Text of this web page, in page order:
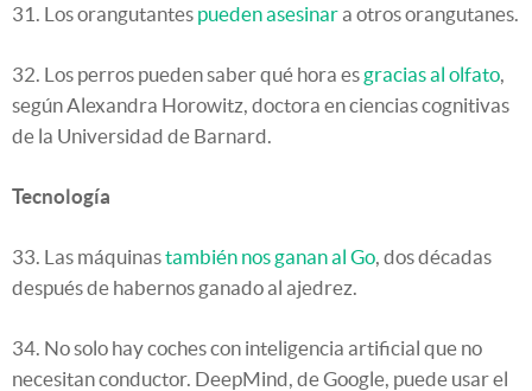
31. Los orangutantes pueden asesinara otros orangutanes.
32. Los perros pueden saber qué hora es gracias al olfato
según Alexandra Horowitz, doctora en ciencias cognitivas
de la Universidad de Barnard.
Tecnología
33. Las máquinastambién nos ganan al Go , dos décadas
después de habernos ganado al ajedrez.
34. No solo hay coches con inteligencia artificial que no
necesitan conductor. DeepMind, de Google, puede usar el